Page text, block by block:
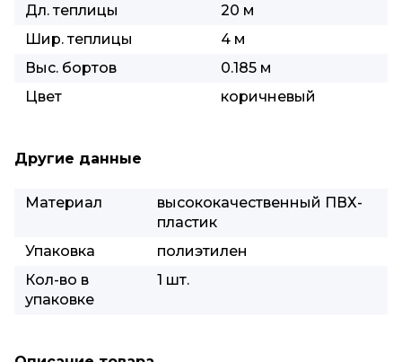
Дл. теплицы
20 м
Шир. теплицы
4 м
Выс. бортов
0.185 м
Цвет
коричневый
Другие данные
Материал
высококачественный ПВХ-
пластик
Упаковка
полиэтилен
Кол-во в
упаковке
1 шт.